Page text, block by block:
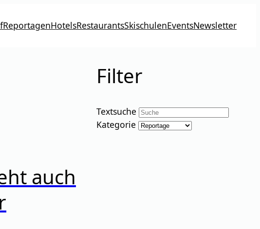
ReportagenHotelsRestaurantsSkischulenEventsNewsletter
auch
Filter
Textsuche
Kategorie